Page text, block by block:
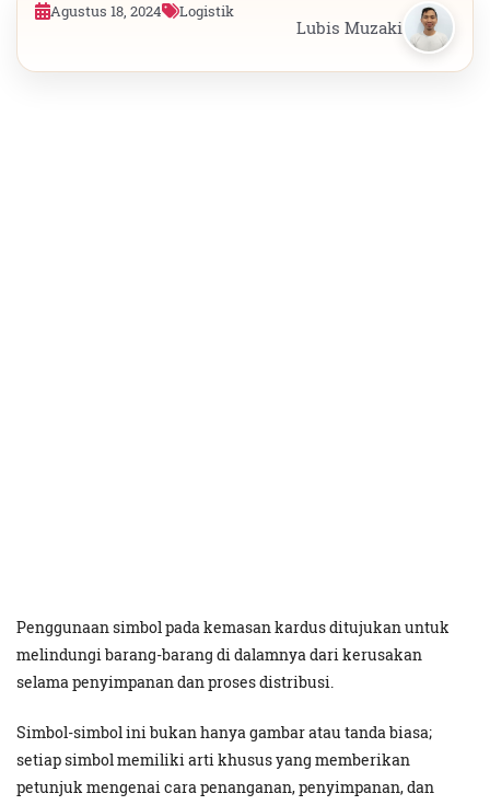
Agustus 18, 2024 Logistik
Lubis Muzaki
Penggunaan simbol pada kemasan kardus ditujukan untuk
melindungi barang-barang di dalamnya dari kerusakan
selama penyimpanan dan proses distribusi.
Simbol-simbol ini bukan hanya gambar atau tanda biasa;
setiap simbol memiliki arti khusus yang memberikan
petunjuk mengenai cara penanganan, penyimpanan, dan